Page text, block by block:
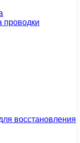
проводки
восстановления